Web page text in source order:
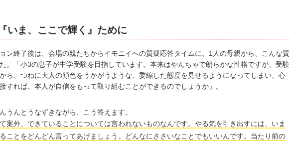
いま、ここで輝く』ために
ン終了後は、会場の親たちからイモニイへの質疑応答タイムに。1人の母親から、こんな質
。「小3の息子が中学受験を目指しています。本来はやんちゃで朗らかな性格ですが、受験
ら、つねに大人の顔色をうかがうような、委縮した態度を見せるようになってしまい、心
すれば、本人が自信をもって取り組むことができるのでしょうか」。
うんとうなずきながら、こう答えます。
て案外、できていることについては言われないものなんです。やる気を引き出すには、いま
ことをどんどん言ってあげましょう。どんなにささいなことでもいいんです。当たり前の